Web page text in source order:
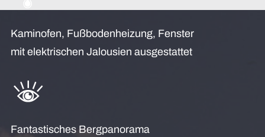
Kaminofen, Fußbodenheizung, Fenster
mit elektrischen Jalousien ausgestattet
Fantastisches Bergpanorama